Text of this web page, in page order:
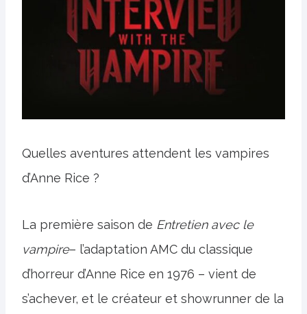
Quelles aventures attendent les vampires
d’Anne Rice ?
La première saison de Entretien avec le
vampire– l’adaptation AMC du classique
d’horreur d’Anne Rice en 1976 – vient de
s’achever, et le créateur et showrunner de la